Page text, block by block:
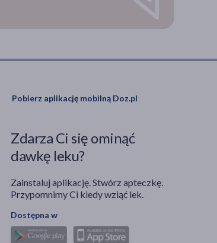
Pobierz aplikację mobilną Doz.pl
Zdarza Ci się ominąć
dawkę leku?
Zainstaluj aplikację. Stwórz apteczkę.
Przypomnimy Ci kiedy wziąć lek.
Dostępna w